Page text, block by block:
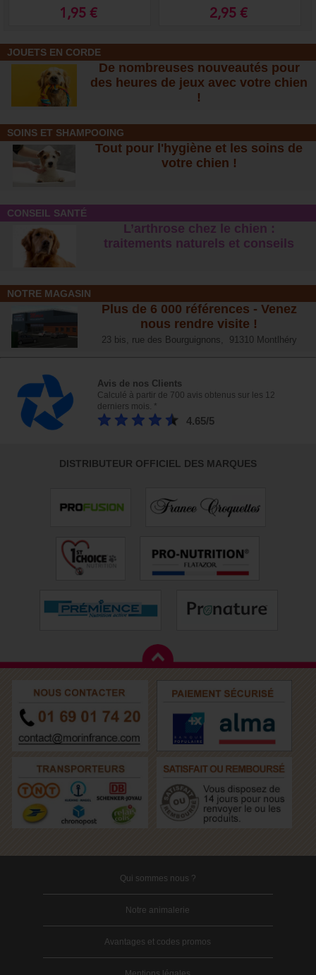
1,95 € 2,95 €
JOUETS EN CORDE
De nombreuses nouveautés pour
des heures de jeux avec votre chien
!
SOINS ET SHAMPOOING
Tout pour l'hygiène et les soins de
votre chien !
CONSEIL SANTÉ
L’arthrose chez le chien :
traitements naturels et conseil s
NOTRE MAGASIN
Plus de 6 000 références - Venez
nous rendre visite !
23 bis, rue des Bourguignons, 91310 Montlhéry
Avis de nos Clients
Calculé à partir de 700 avis obtenus sur les 12
derniers mois. *
4.65/5
DISTRIBUTEUR OFFICIEL DES MARQUES
Qui sommes nous ?
Notre animalerie
Avantages et codes promos